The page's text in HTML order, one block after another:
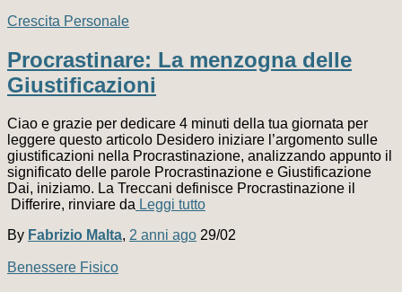
Crescita Personale
Procrastinare: La menzogna delle
Giustificazioni
Ciao e grazie per dedicare 4 minuti della tua giornata per
leggere questo articolo Desidero iniziare l’argomento sulle
giustificazioni nella Procrastinazione, analizzando appunto il
significato delle parole Procrastinazione e Giustificazione
Dai, iniziamo. La Treccani definisce Procrastinazione il
Differire, rinviare da Leggi tutto
By Fabrizio Malta, 2 anni ago 29/02
Benessere Fisico